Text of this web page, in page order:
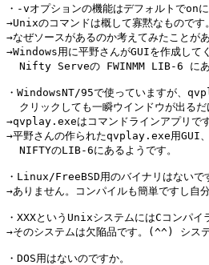
・-vオプションの機能はデフォルトでon
→Unixのコマンドは概して寡黙なもので
→なぜソースがあるのか考えてみたことが
→Windows用に平野さんがGUIを作成して
Nifty Serveの FWINMM LIB-6 にあ
・WindowsNT/95で使っていますが、
クリックしても一瞬ウインドウが出るだ
→qvplay.exeはコマンドラインアプリで
→平野さんの作られたqvplay.exe用GUI、
  NIFTYのLIB-6にあるようです。
・Linux/FreeBSD用のバイナリはないで
→ありません。コンパイルも簡単ですし自
・XXXというUnixシステムにはCコンパイ
→そのシステムは欠陥品です。(^^) システ
・DOS用はないのですか。